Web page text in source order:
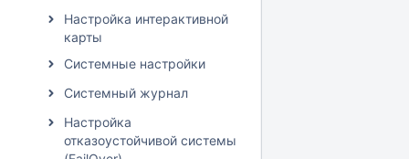
Настройка интерактивной
карты
Системные настройки
Системный журнал
Настройка
отказоустойчивой системы